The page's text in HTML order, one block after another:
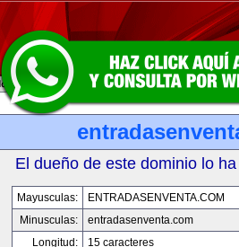
El dueño de este dominio lo
Mayusculas:
ENTRADASENVENTA.COM
Minusculas:
entradasenventa.com
Longitud:
15 caracteres